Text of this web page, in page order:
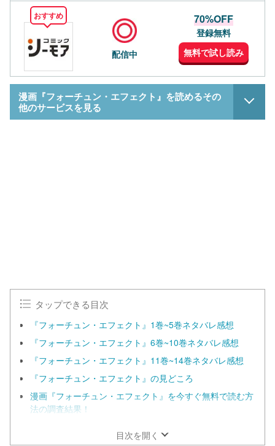
おすすめ
配信中
70%OFF
登録無料
無料で試し読み
漫画『フォーチュン・エフェクト』を読めるその
他のサービスを見る
タップできる目次
『フォーチュン・エフェクト』1巻~5巻ネタバレ感想
『フォーチュン・エフェクト』6巻~10巻ネタバレ感想
『フォーチュン・エフェクト』11巻~14巻ネタバレ感想
『フォーチュン・エフェクト』の見どころ
漫画『フォーチュン・エフェクト』を今すぐ無料で読む方
法の調査結果！
目次を開く